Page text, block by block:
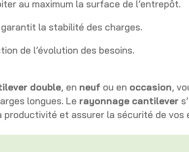
au maximum la surface de l’entrepôt.
la stabilité des charges.
de l’évolution des besoins.
double, en neuf ou en occasion,
longues. Le rayonnage cantilever
et assurer la sécurité de vos